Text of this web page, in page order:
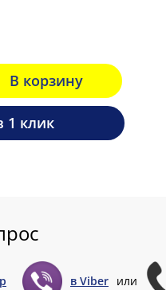
В корзину
1 клик
в Viber или